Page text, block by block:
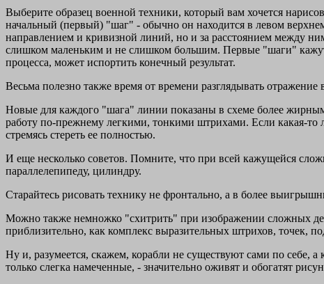
Выберите образец военной техники, который вам хочется
начальный (первый) "шаг" - обычно он находится в левом
направлением и кривизной линий, но и за расстоянием между
слишком маленьким и не слишком большим. Первые "шаги"
процесса, может испортить конечный результат.
Весьма полезно также время от времени разглядывать
Новые для каждого "шага" линии показаны в схеме более
работу по-прежнему легкими, тонкими штрихами. Если какая-то
стремясь стереть ее полностью.
И еще несколько советов. Помните, что при всей кажущейся
параллелепипеду, цилиндру.
Старайтесь рисовать технику не фронтально, а в более
Можно также немножко "схитрить" при изображении сложных
приблизительно, как комплекс выразительных штрихов, точек,
Ну и, разумеется, скажем, корабли не существуют сами по
только слегка намеченные, - значительно оживят и обогатят